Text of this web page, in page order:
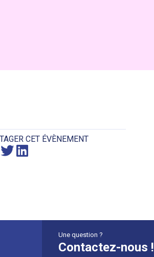
CET ÉVÈNEMENT
Une question ?
Contactez-nous !